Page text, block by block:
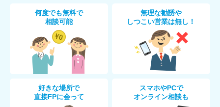
何度でも無料で
相談可能
無理な勧誘や
しつこい営業は無し！
好きな場所で
直接FPに会って
スマホやPCで
オンライン相談も